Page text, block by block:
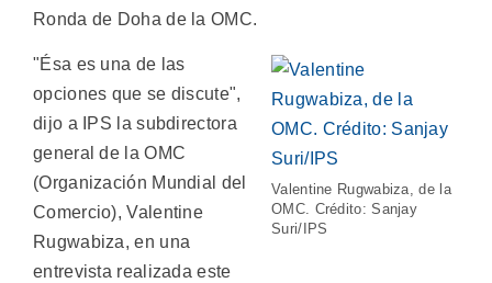
Ronda de Doha de la OMC.
Valentine Rugwabiza, de la
OMC. Crédito: Sanjay
Suri/IPS
"Ésa es una de las
opciones que se discute",
dijo a IPS la subdirectora
general de la OMC
(Organización Mundial del
Comercio), Valentine
Rugwabiza, en una
entrevista realizada este